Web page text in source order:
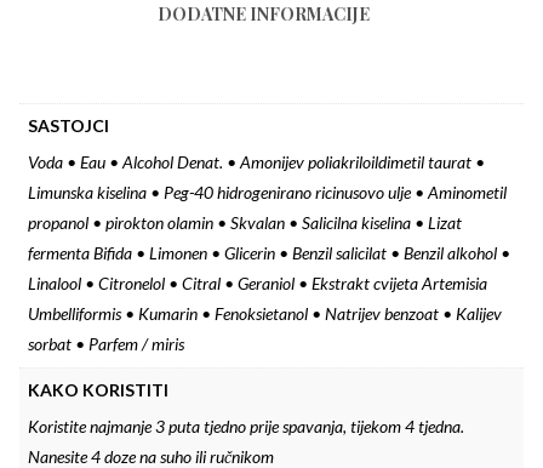
DODATNE INFORMACIJE
SASTOJCI
Voda • Eau • Alcohol Denat. • Amonijev poliakriloildimetil taurat •
Limunska kiselina • Peg-40 hidrogenirano ricinusovo ulje • Aminometil
propanol • pirokton olamin • Skvalan • Salicilna kiselina • Lizat
fermenta Bifida • Limonen • Glicerin • Benzil salicilat • Benzil alkohol •
Linalool • Citronelol • Citral • Geraniol • Ekstrakt cvijeta Artemisia
Umbelliformis • Kumarin • Fenoksietanol • Natrijev benzoat • Kalijev
sorbat • Parfem / miris
KAKO KORISTITI
Koristite najmanje 3 puta tjedno prije spavanja, tijekom 4 tjedna.
Nanesite 4 doze na suho ili ručnikom